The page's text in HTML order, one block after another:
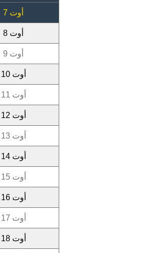
أوت 7
أوت 8
أوت 9
أوت 10
أوت 11
أوت 12
أوت 13
أوت 14
أوت 15
أوت 16
أوت 17
أوت 18